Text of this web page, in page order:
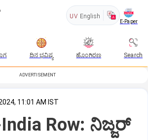
UV English
E-Paper
ದಿನ ಭವಿಷ್ಯ ಹೊಂಗಿರಣ Search
ADVERTISEMENT
11:01 AM IST
Row: ನಿಜ್ಜರ್